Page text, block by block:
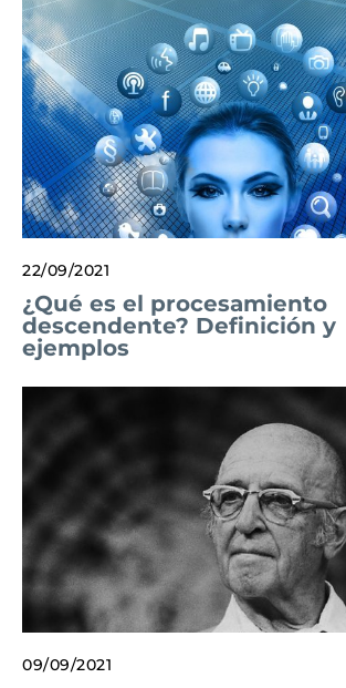
22/09/2021
¿Qué es el procesamiento
descendente? Definición y
ejemplos
09/09/2021